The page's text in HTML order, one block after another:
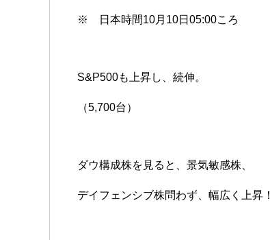
※ 日本時間10月10日05:00ころ
S&P500も上昇し、続伸。
（5,700台）
ダウ構成株を見ると、景気敏感株、
デイフェンシブ株問わず、幅広く上昇！